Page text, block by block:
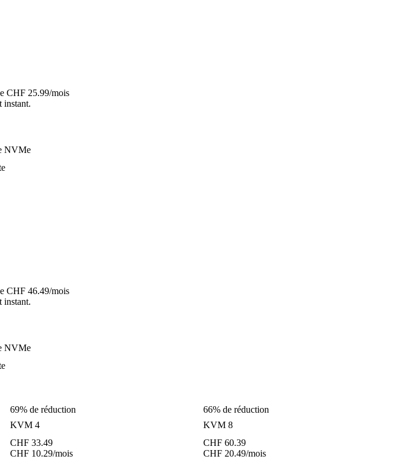
CHF 25.99/mois
instant.
NVMe
CHF 46.49/mois
instant.
NVMe
69% de réduction
KVM 4
CHF 33.49
CHF 10.29/mois
66% de réduction
KVM 8
CHF 60.39
CHF 20.49/mois